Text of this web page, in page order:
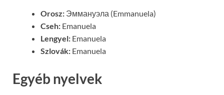
Orosz: Эммануэла (Emmanuela)
Cseh: Emanuela
Lengyel: Emanuela
Szlovák: Emanuela
Egyéb nyelvek